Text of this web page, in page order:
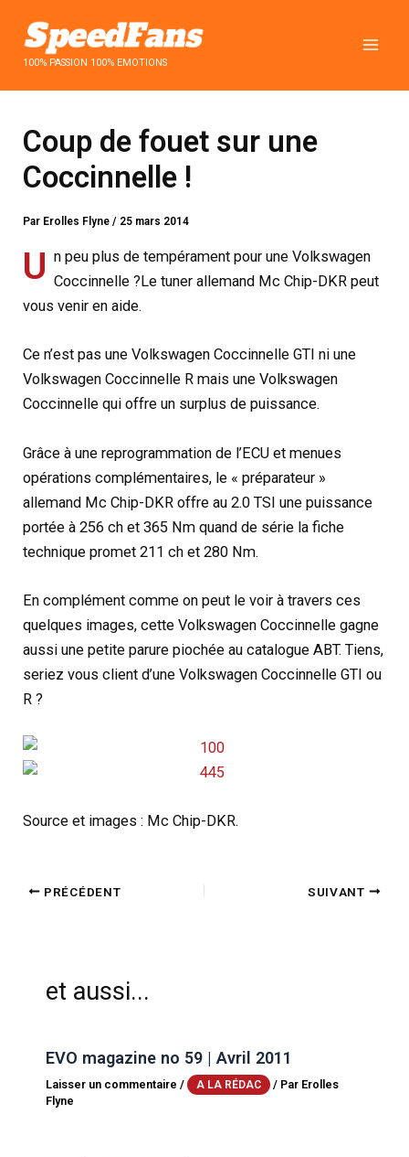
contenu100% PASSION 100% EMOTIONS
Coup de fouet sur une
Coccinnelle !
Par Erolles Flyne/ 25 mars 2014
U n peu plus de tempérament pour une Volkswagen
Coccinnelle ?Le tuner allemand Mc Chip-DKR peut
vous venir en aide.
Ce n’est pas une Volkswagen Coccinnelle GTI ni une
Volkswagen Coccinnelle R mais une Volkswagen
Coccinnelle qui offre un surplus de puissance.
Grâce à une reprogrammation de l’ECU et menues
opérations complémentaires, le « préparateur »
allemand Mc Chip-DKR offre au 2.0 TSI une puissance
portée à 256 ch et 365 Nm quand de série la fiche
technique promet 211 ch et 280 Nm.
En complément comme on peut le voir à travers ces
quelques images, cette Volkswagen Coccinnelle gagne
aussi une petite parure piochée au catalogue ABT. Tiens,
seriez vous client d’une Volkswagen Coccinnelle GTI ou
R ?
Source et images : Mc Chip-DKR.
PRÉCÉDENT SUIVANT
et aussi...
EVO magazine no 59 | Avril 2011
Laisser un commentaire / A LA RÉDAC / Par Erolles
Flyne